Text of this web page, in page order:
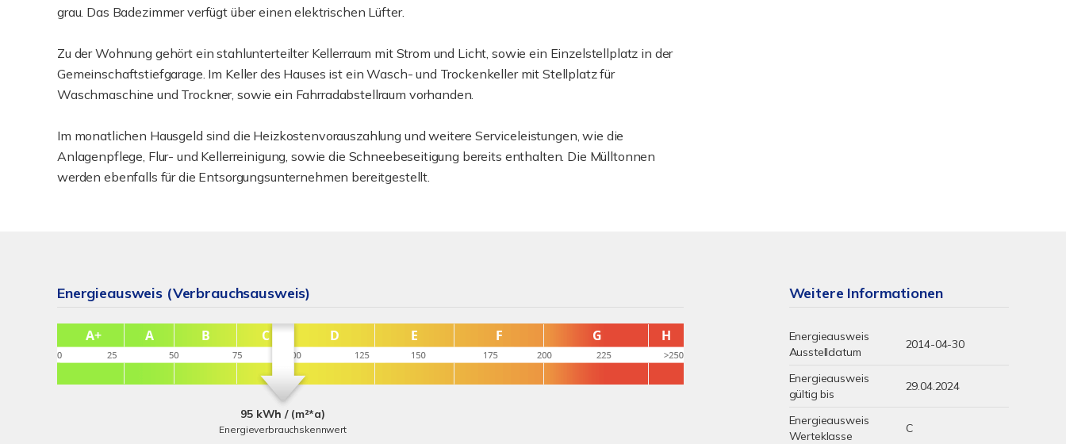
grau. Das Badezimmer verfügt über einen elektrischen Lüfter.
Zu der Wohnung gehört ein stahlunterteilter Kellerraum mit Strom und Licht, sowie ein Einzelstellplatz in der
Gemeinschaftstiefgarage. Im Keller des Hauses ist ein Wasch- und Trockenkeller mit Stellplatz für
Waschmaschine und Trockner, sowie ein Fahrradabstellraum vorhanden.
Im monatlichen Hausgeld sind die Heizkostenvorauszahlung und weitere Serviceleistungen, wie die
Anlagenpflege, Flur- und Kellerreinigung, sowie die Schneebeseitigung bereits enthalten. Die Mülltonnen
werden ebenfalls für die Entsorgungsunternehmen bereitgestellt.
Energieausweis (Verbrauchsausweis)
95 kWh / (m²*a)
Energieverbrauchskennwert
Weitere Informationen
Energieausweis
Ausstelldatum
2014-04-30
Energieausweis
gültig bis
29.04.2024
Energieausweis
Werteklasse
C